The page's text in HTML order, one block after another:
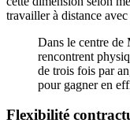
travailler à distance
Dans le centre de
rencontrent
de trois fois par
pour gagner en
Flexibilité